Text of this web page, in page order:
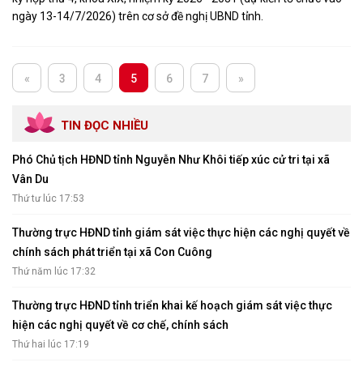
ngày 13-14/7/2026) trên cơ sở đề nghị UBND tỉnh.
« 3 4 5 6 7 »
TIN ĐỌC NHIỀU
Phó Chủ tịch HĐND tỉnh Nguyễn Như Khôi tiếp xúc cử tri tại xã
Vân Du
Thứ tư lúc 17:53
Thường trực HĐND tỉnh giám sát việc thực hiện các nghị quyết về
chính sách phát triển tại xã Con Cuông
Thứ năm lúc 17:32
Thường trực HĐND tỉnh triển khai kế hoạch giám sát việc thực
hiện các nghị quyết về cơ chế, chính sách
Thứ hai lúc 17:19